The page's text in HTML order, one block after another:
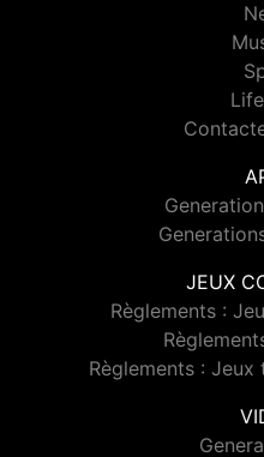
JEUX
Règlements :
Règlements :